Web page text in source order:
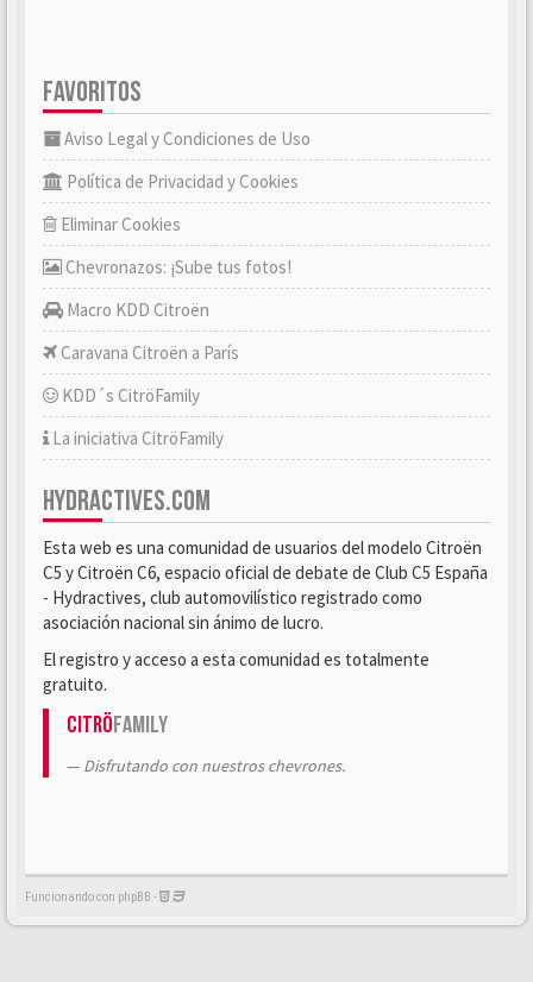
FAVORITOS
Aviso Legal y Condiciones de Uso
Política de Privacidad y Cookies
Eliminar Cookies
Chevronazos: ¡Sube tus fotos!
Macro KDD Citroën
Caravana Citroën a París
KDD´s CitröFamily
La iniciativa CitröFamily
HYDRACTIVES.COM
Esta web es una comunidad de usuarios del modelo Citroën
C5 y Citroën C6, espacio oficial de debate de Club C5 España
- Hydractives, club automovilístico registrado como
asociación nacional sin ánimo de lucro.
El registro y acceso a esta comunidad es totalmente
gratuito.
CitröFamily
Disfrutando con nuestros chevrones.
Funcionando con phpBB -